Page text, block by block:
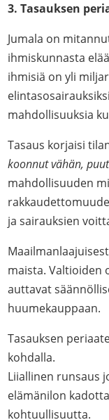
3. Tasauksen
Jumala on
ihmiskunnasta
ihmisiä on yli
mahdollisuuksia
Tasaus korjaisi
koonnut vähän,
mahdollisuuden
ja sairauksien
maista. Valtioiden
auttavat
huumekauppaan.
Tasauksen
kohdalla.
Liiallinen runsaus
elämänilon
kohtuullisuutta.